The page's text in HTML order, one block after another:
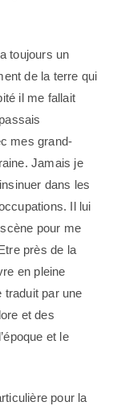
toujours un
de la terre qui
il me fallait
mes grand-
Jamais je
dans les
Il lui
pour me
près de la
en pleine
traduit par une
et des
et le
pour la